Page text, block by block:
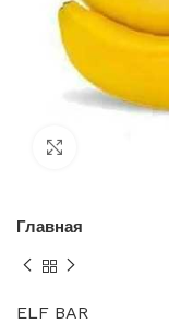
Нажмите,
Главная
ELF BAR